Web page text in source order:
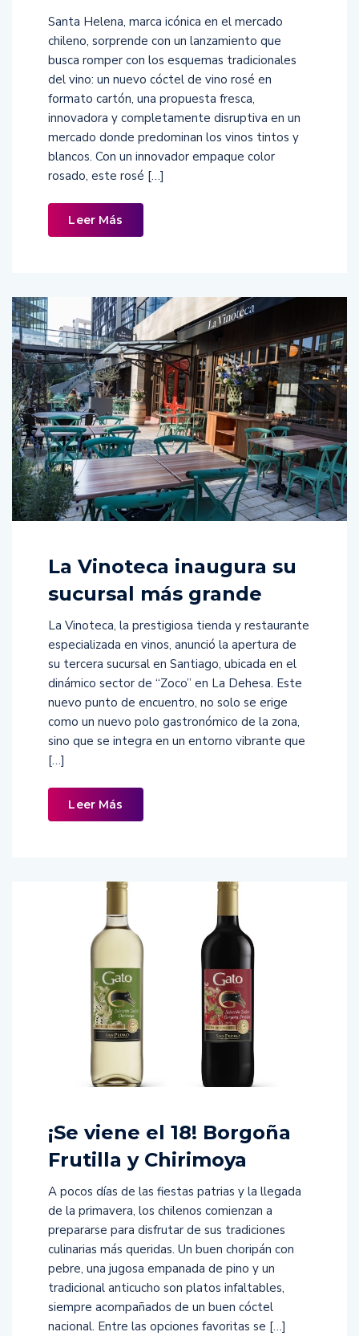
Santa Helena, marca icónica en el mercado
chileno, sorprende con un lanzamiento que
busca romper con los esquemas tradicionales
del vino: un nuevo cóctel de vino rosé en
formato cartón, una propuesta fresca,
innovadora y completamente disruptiva en un
mercado donde predominan los vinos tintos y
blancos. Con un innovador empaque color
rosado, este rosé […]
Leer Más
La Vinoteca inaugura su
sucursal más grande
La Vinoteca, la prestigiosa tienda y restaurante
especializada en vinos, anunció la apertura de
su tercera sucursal en Santiago, ubicada en el
dinámico sector de “Zoco” en La Dehesa. Este
nuevo punto de encuentro, no solo se erige
como un nuevo polo gastronómico de la zona,
sino que se integra en un entorno vibrante que
[…]
Leer Más
¡Se viene el 18! Borgoña
Frutilla y Chirimoya
A pocos días de las fiestas patrias y la llegada
de la primavera, los chilenos comienzan a
prepararse para disfrutar de sus tradiciones
culinarias más queridas. Un buen choripán con
pebre, una jugosa empanada de pino y un
tradicional anticucho son platos infaltables,
siempre acompañados de un buen cóctel
nacional. Entre las opciones favoritas se […]